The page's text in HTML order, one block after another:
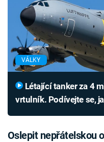
VÁLKY
vrtulník. Podívejte se,
Oslepit nepřátelskou